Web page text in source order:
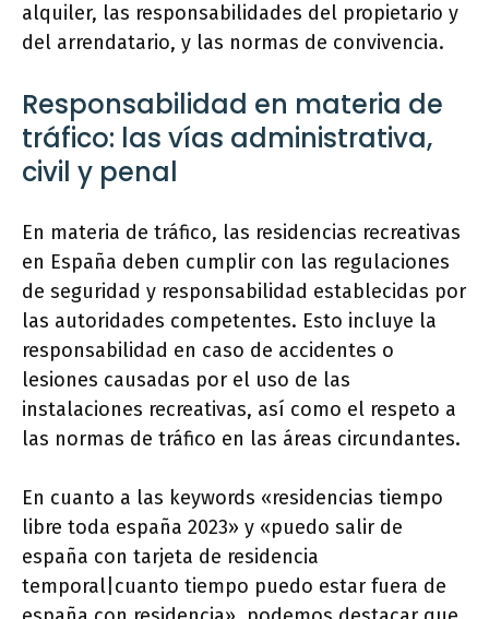
alquiler, las responsabilidades del propietario y
del arrendatario, y las normas de convivencia.
Responsabilidad en materia de
tráfico: las vías administrativa,
civil y penal
En materia de tráfico, las residencias recreativas
en España deben cumplir con las regulaciones
de seguridad y responsabilidad establecidas por
las autoridades competentes. Esto incluye la
responsabilidad en caso de accidentes o
lesiones causadas por el uso de las
instalaciones recreativas, así como el respeto a
las normas de tráfico en las áreas circundantes.
En cuanto a las keywords «residencias tiempo
libre toda españa 2023» y «puedo salir de
españa con tarjeta de residencia
temporal|cuanto tiempo puedo estar fuera de